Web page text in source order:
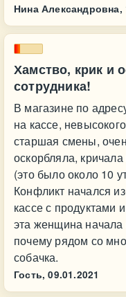
Нина Александровна,
Хамство, крик и
сотрудника!
В магазине по
на кассе,
старшая смены,
оскорбляла,
(это было около 10
Конфликт начался
кассе с продуктами
эта женщина начала
почему рядом со
собачка.
Гость, 09.01.2021